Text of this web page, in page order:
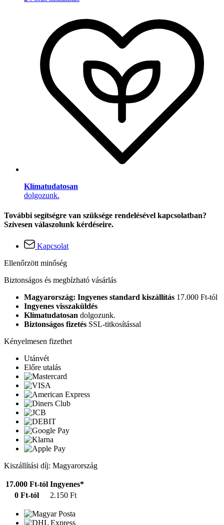
Klímatudatosan
dolgozunk.
További segítségre van szüksége rendelésével kapcsolatban?
Szívesen válaszolunk kérdéseire.
Kapcsolat
Ellenőrzött minőség
Biztonságos és megbízható vásárlás
Magyarország: Ingyenes standard kiszállítás 17.000 Ft-tól
Ingyenes visszaküldés
Klímatudatosan dolgozunk.
Biztonságos fizetés SSL-titkosítással
Kényelmesen fizethet
Utánvét
Előre utalás
Kiszállítási díj: Magyarország
17.000 Ft-tól Ingyenes*
0 Ft-tól
2.150 Ft